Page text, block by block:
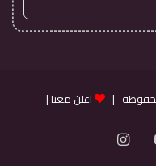
اعلن معنا |
يوتيوبانستقرام